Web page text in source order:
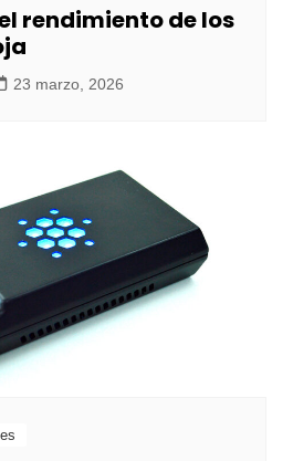
rendimiento de los
23 marzo, 2026